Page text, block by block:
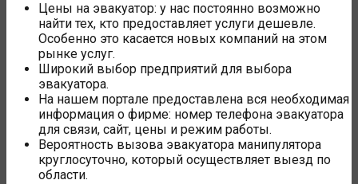
Цены на эвакуатор: у нас постоянно возможно
найти тех, кто предоставляет услуги дешевле.
Особенно это касается новых компаний на этом
рынке услуг.
Широкий выбор предприятий для выбора
эвакуатора.
На нашем портале предоставлена вся необходимая
информация о фирме: номер телефона эвакуатора
для связи, сайт, цены и режим работы.
Вероятность вызова эвакуатора манипулятора
круглосуточно, который осуществляет выезд по
области.